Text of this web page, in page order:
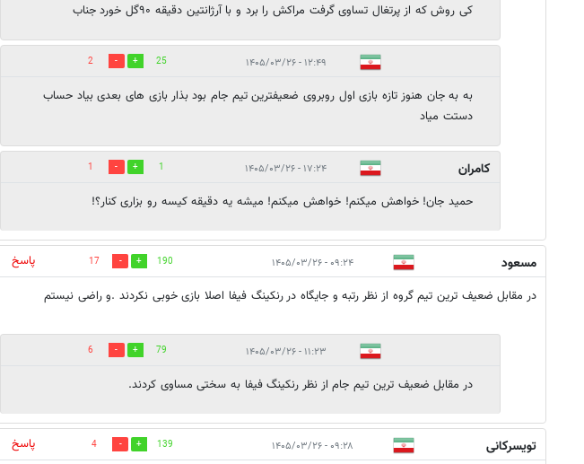
کی روش که از پرتغال تساوی گرفت مراکش را برد و با آرژانتین دقیقه ۹۰گل خورد جناب
۱۲:۴۹ - ۱۴۰۵/۰۳/۲۶ 25
2
به به جان هنوز تازه بازی اول روبروی ضعیفترین تیم جام بود بذار بازی های بعدی بیاد حساب
دستت میاد
کامران ۱۷:۲۴ - ۱۴۰۵/۰۳/۲۶ 1
1
حمید جان! خواهش میکنم! خواهش میکنم! میشه یه دقیقه کیسه رو بزاری کنار؟!
مسعود ۰۹:۲۴ - ۱۴۰۵/۰۳/۲۶ 190
17
پاسخ
در مقابل ضعیف ترین تیم گروه از نظر رتبه و جایگاه در رنکینگ فیفا اصلا بازی خوبی نکردند .و راضی نیستم
۱۱:۲۳ - ۱۴۰۵/۰۳/۲۶ 79
6
در مقابل ضعیف ترین تیم جام از نظر رنکینگ فیفا به سختی مساوی کردند.
تویسرکانی ۰۹:۲۸ - ۱۴۰۵/۰۳/۲۶ 139
4
پاسخ